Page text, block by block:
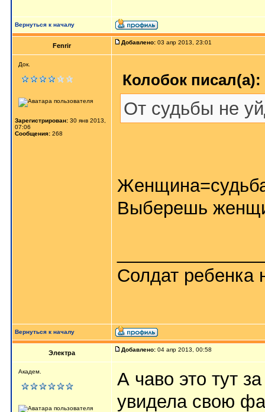
Вернуться к началу
Fenrir Добавлено: 03 апр 2013, 23:01
Док.
Зарегистрирован: 30 янв 2013,
07:06
Сообщения: 268
Колобок писал(а):
От судьбы не
Выберешь
Солдат ребенка
Вернуться к началу
Электра Добавлено: 04 апр 2013, 00:58
Академ.
А чаво это тут
увидела свою